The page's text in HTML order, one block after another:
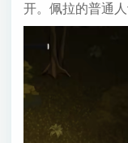
开。佩拉的普通